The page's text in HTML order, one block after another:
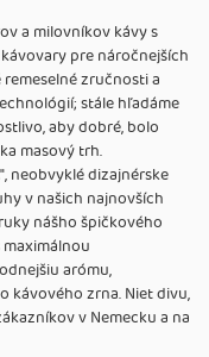
a milovníkov kávy s
pre náročnejších
zručnosti a
stále hľadáme
aby dobré, bolo
masový trh.
", neobvyklé dizajnérske
v našich najnovších
nášho špičkového
arómu,
kávového zrna. Niet divu,
v Nemecku a na